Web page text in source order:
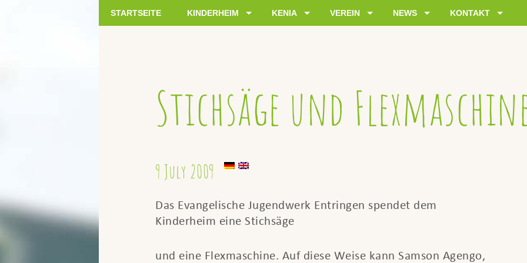
STARTSEITE KINDERHEIM KENIA VEREIN NEWS KONTAKT
Stichsäge und
9 July 2009
Das Evangelische Jugendwerk Entringen spendet dem
Kinderheim eine Stichsäge
und eine Flexmaschine. Auf diese Weise kann Samson Agengo,